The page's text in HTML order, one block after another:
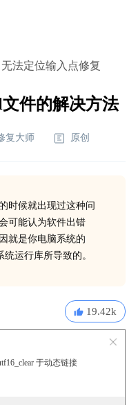
无法定位输入点修复
件的解决方法
复大师 原创
时候就出现过这种问
可能认为软件出错
就是你电脑系统的
运行库所导致的。
19.42k
于动态链接